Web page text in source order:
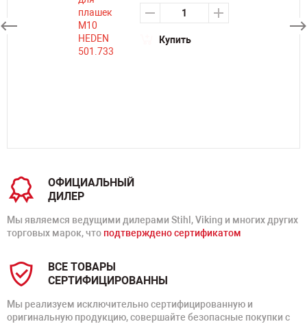
Купить
ОФИЦИАЛЬНЫЙ
ДИЛЕР
Мы являемся ведущими дилерами Stihl, Viking и многих других
торговых марок, что подтверждено сертификатом
ВСЕ ТОВАРЫ
СЕРТИФИЦИРОВАННЫ
Мы реализуем исключительно сертифицированную и
оригинальную продукцию, совершайте безопасные покупки с